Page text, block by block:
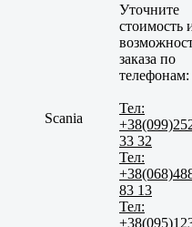
Scania
Уточните
стоимость
заказа по
телефонам:
Тел:
33 32
Тел:
83 13
Тел: